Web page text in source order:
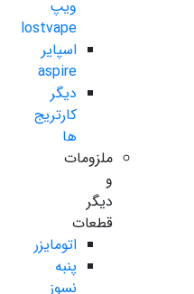
ویپ
lostvape
اسپایر
aspire
دیگر
کارتریج
ها
ملزومات
و
دیگر
قطعات
اتومایزر
پنبه
نسوز